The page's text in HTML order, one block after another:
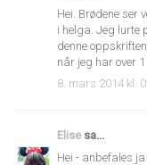
Hei. Brødene ser
i helga. Jeg lurte
denne
når jeg har over
8. mars 2014 kl.
Elisesa...
Hei - anbefales ja